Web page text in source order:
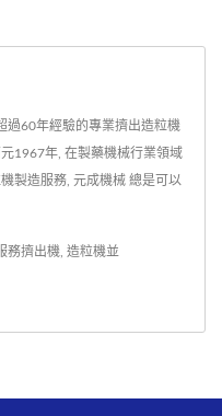
過60年經驗的專業擠出造粒機
1967年, 在製藥機械行業領域
製造服務, 元成機械 總是可以
務擠出機 造粒機並